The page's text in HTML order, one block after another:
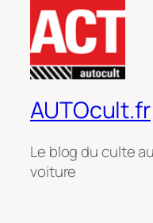
AUTOcult.fr
Le blog du culte
voiture